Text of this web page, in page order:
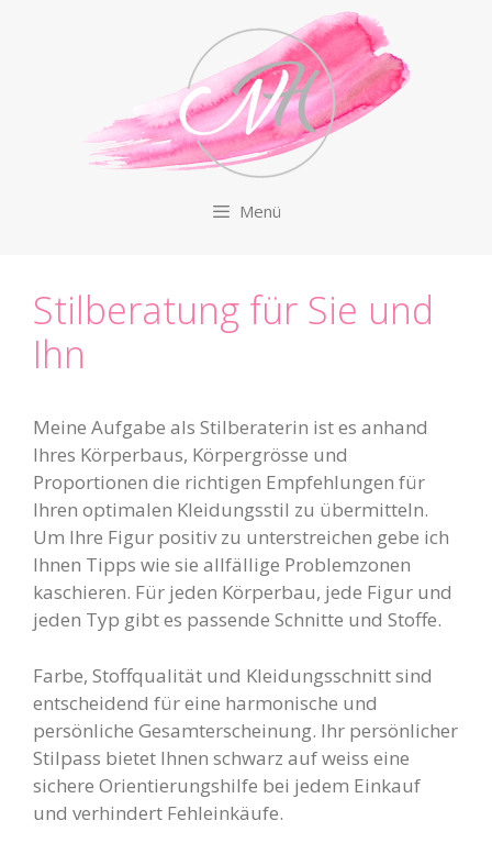
Menü
Stilberatung für Sie und
Ihn
Meine Aufgabe als Stilberaterin ist es anhand
Ihres Körperbaus, Körpergrösse und
Proportionen die richtigen Empfehlungen für
Ihren optimalen Kleidungsstil zu übermitteln.
Um Ihre Figur positiv zu unterstreichen gebe ich
Ihnen Tipps wie sie allfällige Problemzonen
kaschieren. Für jeden Körperbau, jede Figur und
jeden Typ gibt es passende Schnitte und Stoffe.
Farbe, Stoffqualität und Kleidungsschnitt sind
entscheidend für eine harmonische und
persönliche Gesamterscheinung. Ihr persönlicher
Stilpass bietet Ihnen schwarz auf weiss eine
sichere Orientierungshilfe bei jedem Einkauf
und verhindert Fehleinkäufe.